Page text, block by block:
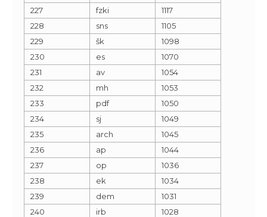
227
fzki
1117
228
sns
1105
229
šk
1098
230
es
1070
231
av
1054
232
mh
1053
233
pdf
1050
234
sj
1049
235
arch
1045
236
ap
1044
237
op
1036
238
ek
1034
239
dem
1031
240
irb
1028